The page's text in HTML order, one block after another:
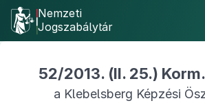
Nemzeti
Jogszabálytár
52/2013. (II. 25.)
a Klebelsberg Képzési